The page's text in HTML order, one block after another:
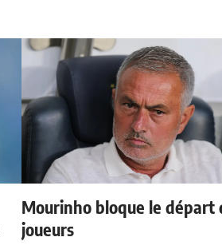
Mourinho bloque le départ
joueurs